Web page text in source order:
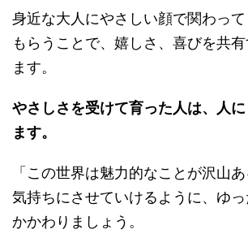
身近な大人にやさしい顔で関わっ
もらうことで、嬉しさ、喜びを共
ます。
やさしさを受けて育った人は、人
ます。
「この世界は魅力的なことが沢山
気持ちにさせていけるように、ゆっ
かかわりましょう。